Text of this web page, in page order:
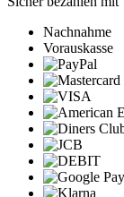
Nachnahme
Vorauskasse